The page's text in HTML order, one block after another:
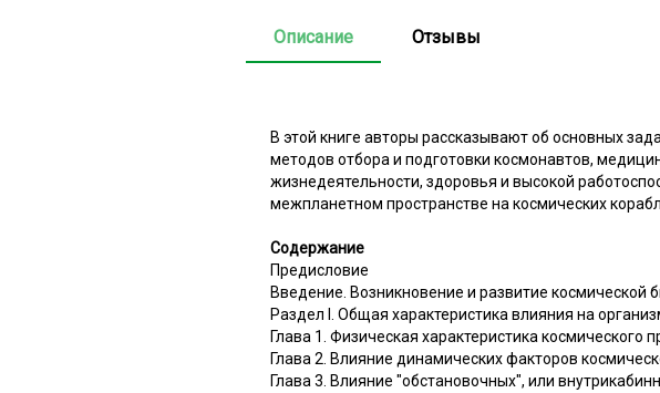
Описание Отзывы
В этой книге авторы рассказывают об основных
методов отбора и подготовки космонавтов,
жизнедеятельности, здоровья и высокой
межпланетном пространстве на космических
Содержание
Предисловие
Введение. Возникновение и развитие космической
Раздел I. Общая характеристика влияния на
Глава 1. Физическая характеристика космического
Глава 2. Влияние динамических факторов
Глава 3. Влияние "обстановочных", или